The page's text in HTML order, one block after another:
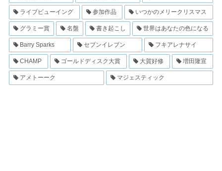
ライブビューイング 参加作品 いつかのメリークリスマス
グラミー賞 名盤 書き起こし 世界はあなたの色になる
Barry Sparks セブンイレブン フキアレナサイ
CHAMP ゴールドディスク大賞 大賀好修 増田隆宣
アメトーーク マジェスティック